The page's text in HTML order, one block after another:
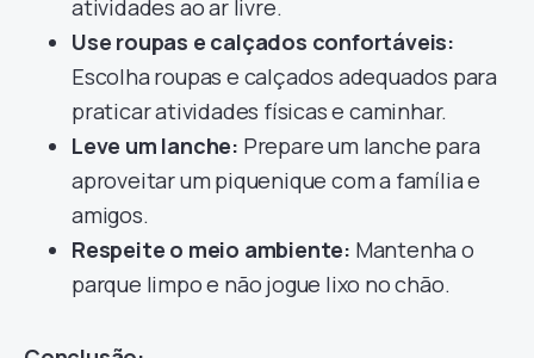
atividades ao ar livre.
Use roupas e calçados confortáveis:
Escolha roupas e calçados adequados para
praticar atividades físicas e caminhar.
Leve um lanche: Prepare um lanche para
aproveitar um piquenique com a família e
amigos.
Respeite o meio ambiente: Mantenha o
parque limpo e não jogue lixo no chão.